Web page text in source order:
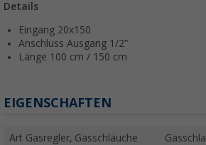
Details
Eingang 20x150
Anschluss Ausgang 1/2"
Länge 100 cm / 150 cm
EIGENSCHAFTEN
Art Gasregler, Gasschläuche